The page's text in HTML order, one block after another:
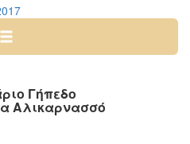
Γήπεδο
Αλικαρνασσό